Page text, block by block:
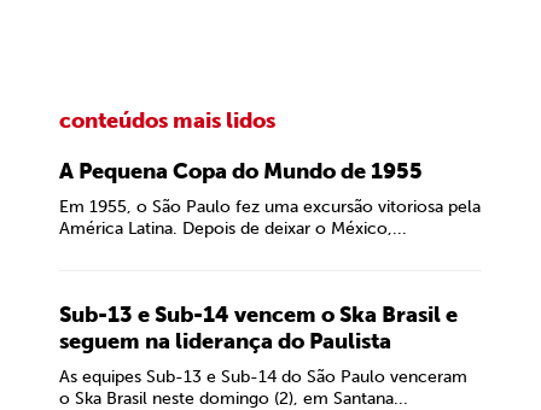
conteúdos mais lidos
A Pequena Copa do Mundo de 1955
Em 1955, o São Paulo fez uma excursão vitoriosa pela
América Latina. Depois de deixar o México,...
Sub-13 e Sub-14 vencem o Ska Brasil e
seguem na liderança do Paulista
As equipes Sub-13 e Sub-14 do São Paulo venceram
o Ska Brasil neste domingo (2), em Santana...